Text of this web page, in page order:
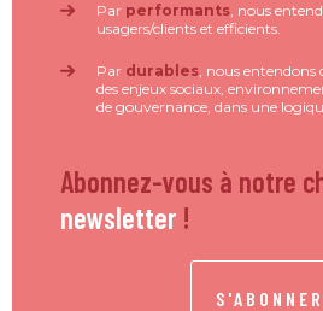
Par performants, nous
usagers/clients et efficients.
Par durables, nous
des enjeux sociaux,
de gouvernance, dans une
Abonnez-vous à notre
newsletter !
S'ABONNER